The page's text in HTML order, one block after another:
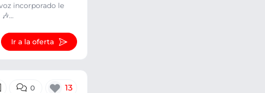
incorporado le
Ir a la oferta
0 13